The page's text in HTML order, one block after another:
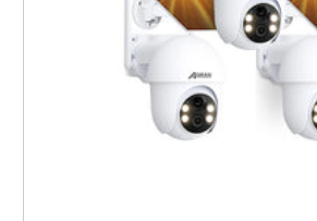
Paquete
de
3
Max